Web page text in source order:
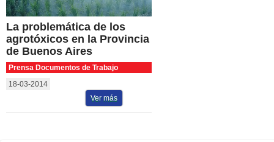
La problemática de los
agrotóxicos en la Provincia
de Buenos Aires
Prensa Documentos de Trabajo
18-03-2014
Ver más